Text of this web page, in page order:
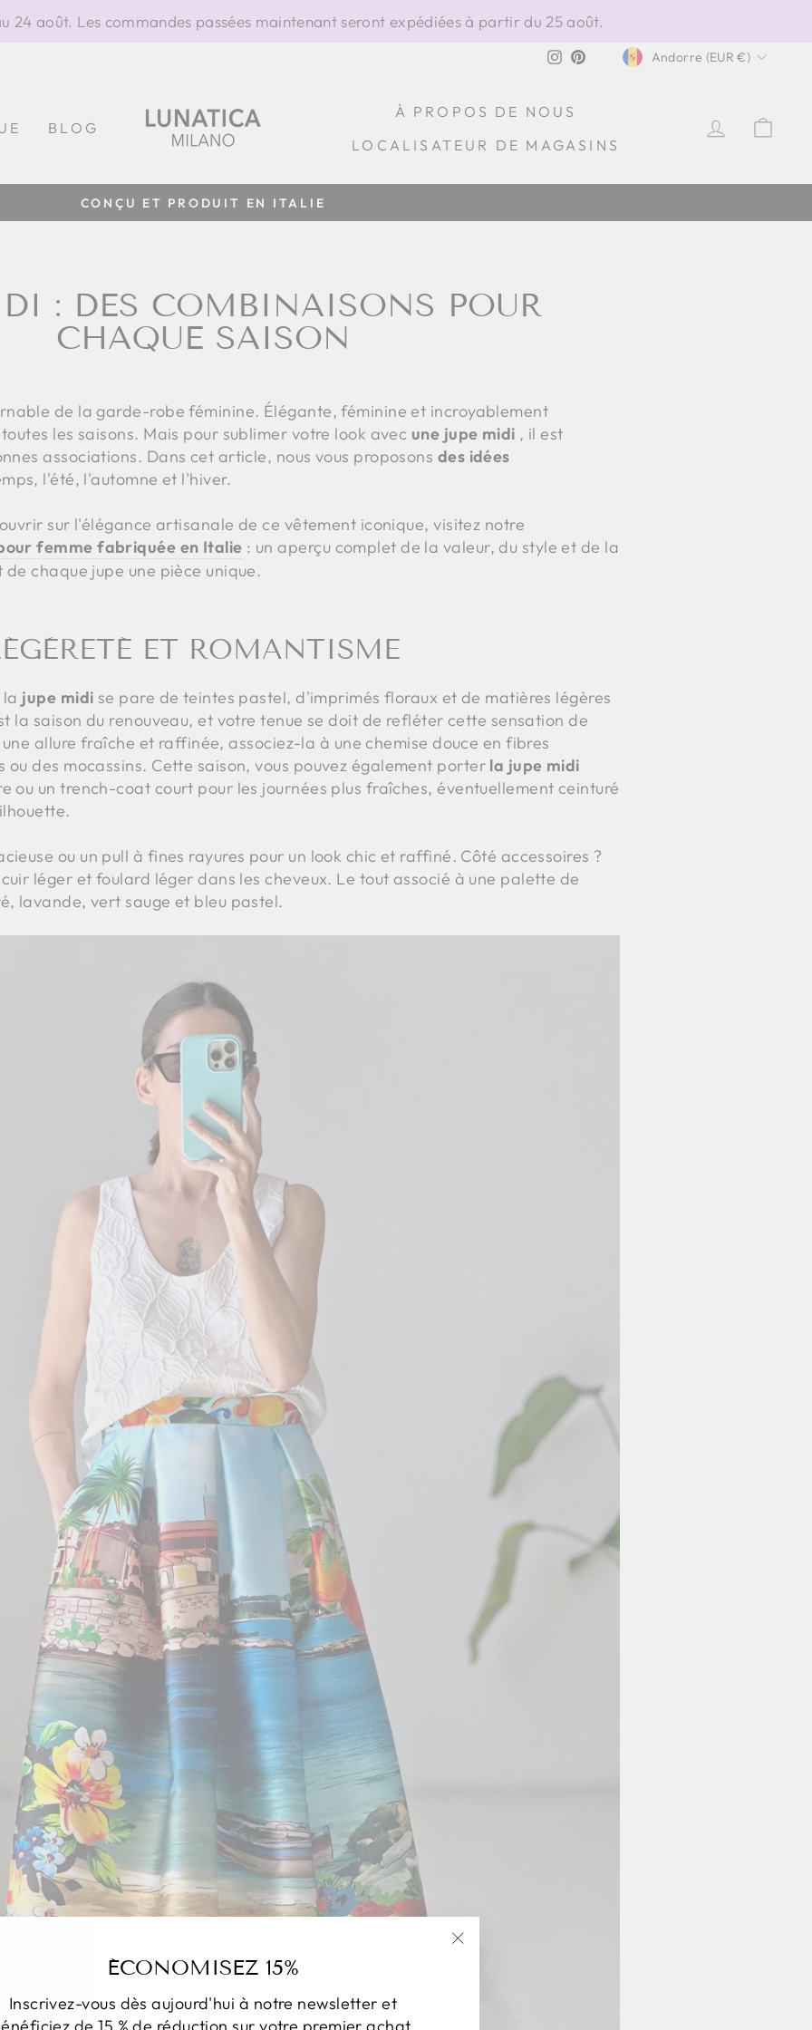
24 août. Les commandes passées maintenant seront expédiées à partir du 25 août.
Instagram
PinterestDEVISE
Andorre (EUR €)
BLOG
À PROPOS DE NOUS
LOCALISATEUR DE MAGASINS
SE
Diaporama
100% FABRIQUÉ EN ITALIE
ÉCONOMISEZ 15%
Inscrivez-vous dès aujourd'hui à notre newsletter et
de 15 % de réduction sur votre premier achat.
: DES COMBINAISONS POUR
CHAQUE SAISON
de la garde-robe féminine. Élégante, féminine et incroyablement
les saisons. Mais pour sublimer votre look avec une jupe midi , il est
associations. Dans cet article, nous vous proposons des idées
l'été, l'automne et l'hiver.
sur l'élégance artisanale de ce vêtement iconique, visitez notre
femme fabriquée en Italie : un aperçu complet de la valeur, du style et de la
chaque jupe une pièce unique.
ET ROMANTISME
jupe midi se pare de teintes pastel, d'imprimés floraux et de matières légères
la saison du renouveau, et votre tenue se doit de refléter cette sensation de
allure fraîche et raffinée, associez-la à une chemise douce en fibres
des mocassins. Cette saison, vous pouvez également porter la jupe midi
ou un trench-coat court pour les journées plus fraîches, éventuellement ceinturé
ou un pull à fines rayures pour un look chic et raffiné. Côté accessoires ?
léger et foulard léger dans les cheveux. Le tout associé à une palette de
lavande, vert sauge et bleu pastel.